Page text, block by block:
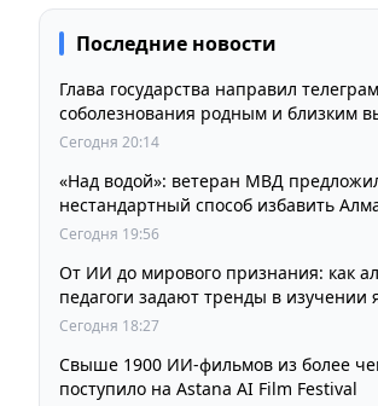
Последние новости
Глава государства направил
соболезнования родным и близким
кинорежиссера Ардака Амиркулова
Сегодня 20:14
«Над водой»: ветеран МВД
нестандартный способ избавить
пробок и смога
Сегодня 19:56
От ИИ до мирового признания: как
педагоги задают тренды в изучении
Сегодня 18:27
Свыше 1900 ИИ-фильмов из более
поступило на Astana AI Film Festival